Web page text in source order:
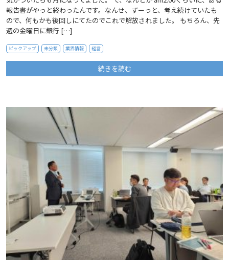
報告書がやっと終わったんです。なんせ、ずーっと、考え続けていたも
ので、何もかも後回しにてたのでこれで解放されました。 もちろん、先
週の金曜日に銀行 […]
ピックアップ 未分類 業界情報 経営
続きを読む